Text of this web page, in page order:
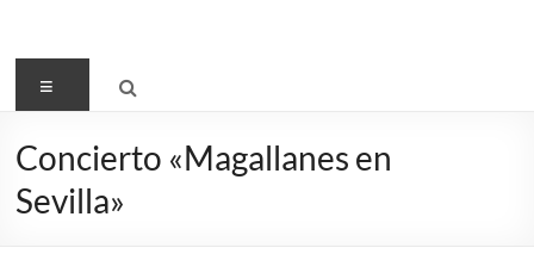
Menú
Concierto «Magallanes en
Sevilla»